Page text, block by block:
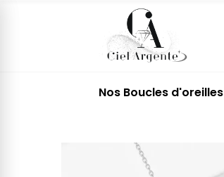
Nos Boucles d'oreilles